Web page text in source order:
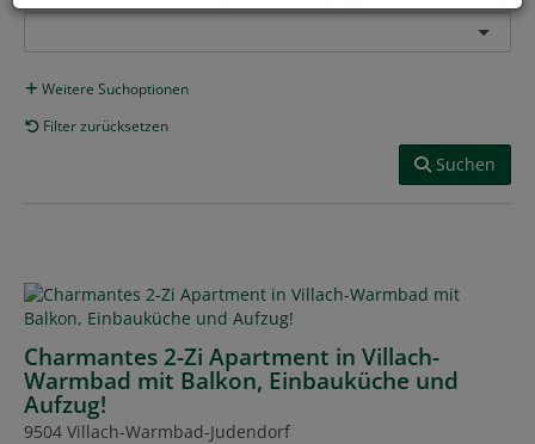
Weitere Suchoptionen
Filter zurücksetzen
Suchen
Charmantes 2-Zi Apartment in Villach-
Warmbad mit Balkon, Einbauküche und
Aufzug!
9504 Villach-Warmbad-Judendorf